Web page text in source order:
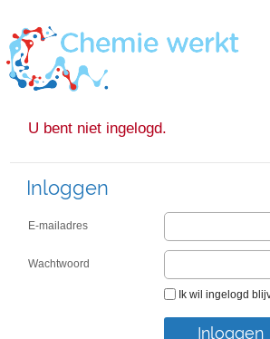
U bent niet ingelogd.
Inloggen
E-mailadres
Wachtwoord
Ik wil ingelogd